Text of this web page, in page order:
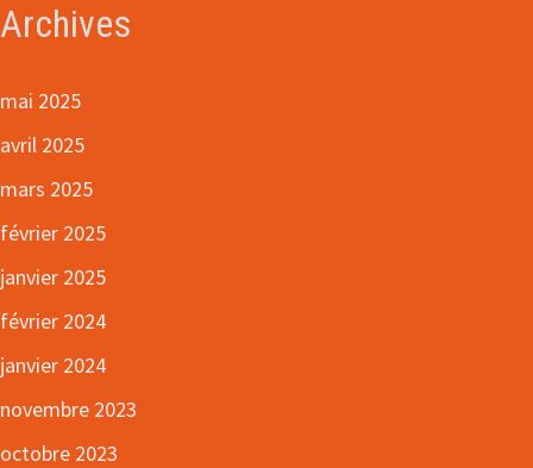
Archives
mai 2025
avril 2025
mars 2025
février 2025
janvier 2025
février 2024
janvier 2024
novembre 2023
octobre 2023